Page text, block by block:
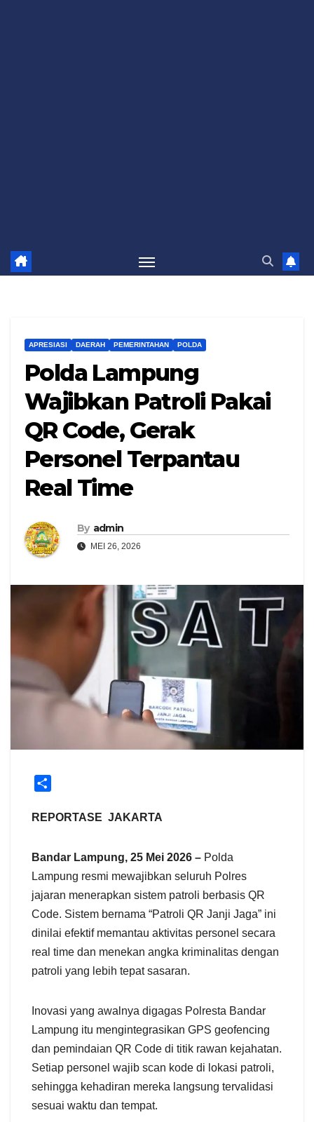
APRESIASI DAERAH PEMERINTAHAN POLDA
Polda Lampung
Wajibkan Patroli Pakai
QR Code, Gerak
Personel Terpantau
Real Time
By admin
MEI 26, 2026
a
REPORTASE JAKARTA
Bandar Lampung, 25 Mei 2026 – Polda
Lampung resmi mewajibkan seluruh Polres
jajaran menerapkan sistem patroli berbasis QR
Code. Sistem bernama “Patroli QR Janji Jaga” ini
dinilai efektif memantau aktivitas personel secara
real time dan menekan angka kriminalitas dengan
patroli yang lebih tepat sasaran.
Inovasi yang awalnya digagas Polresta Bandar
Lampung itu mengintegrasikan GPS geofencing
dan pemindaian QR Code di titik rawan kejahatan.
Setiap personel wajib scan kode di lokasi patroli,
sehingga kehadiran mereka langsung tervalidasi
sesuai waktu dan tempat.